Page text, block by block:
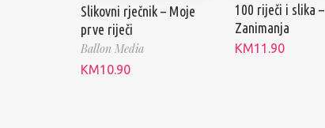
Slikovni rječnik – Moje
prve riječi
Ballon Media
KM10.90
100 riječi i slika –
Zanimanja
KM11.90